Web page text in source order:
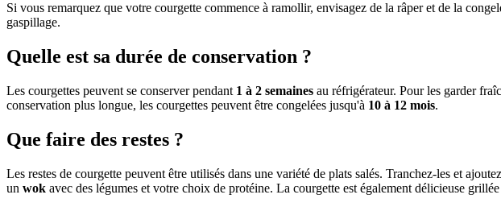
Si vous remarquez que votre courgette commence à ramollir, envisagez de la râper et de la
gaspillage.
Quelle est sa durée de conservation ?
Les courgettes peuvent se conserver pendant 1 à 2 semaines au réfrigérateur. Pour les garder
conservation plus longue, les courgettes peuvent être congelées jusqu'à 10 à 12 mois.
Que faire des restes ?
Les restes de courgette peuvent être utilisés dans une variété de plats salés. Tranchez-les et
un wok avec des légumes et votre choix de protéine. La courgette est également délicieuse